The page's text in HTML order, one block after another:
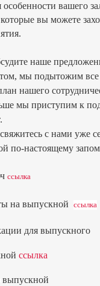
особенности вашего
вы можете
наше
мы подытожим все
нашего
мы приступим к
с нами уже
по-настоящему
ссылка
на выпускной ссылка
для выпускного
ссылка